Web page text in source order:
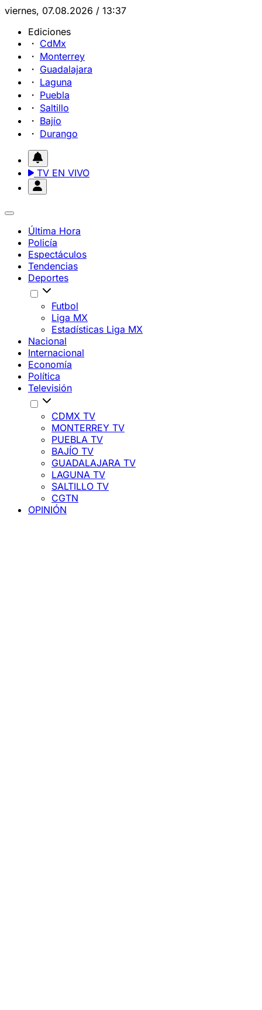
viernes, 07.08.2026 / 13:37
Ediciones
CdMx
Monterrey
Guadalajara
Laguna
Puebla
Saltillo
Bajío
Durango
TV EN VIVO
Última Hora
Policía
Espectáculos
Tendencias
Deportes
Futbol
Liga MX
Estadísticas Liga MX
Nacional
Internacional
Economía
Política
Televisión
CDMX TV
MONTERREY TV
PUEBLA TV
BAJÍO TV
GUADALAJARA TV
LAGUNA TV
SALTILLO TV
CGTN
OPINIÓN